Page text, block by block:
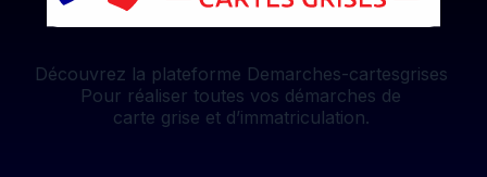
Découvrez la plateforme Demarches-cartesgrises
Pour réaliser toutes vos démarches de
carte grise et d’immatriculation.